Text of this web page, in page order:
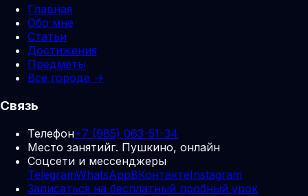
Главная
Обо мне
Статьи
Достижения
Предметы
Все города →
Связь
Телефон+7 (985) 063-51-34
Место занятийг. Пушкино, онлайн
Соцсети и мессенджеры
TelegramWhatsAppВКонтактеInstagram
Записаться на бесплатный пробный урок